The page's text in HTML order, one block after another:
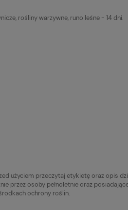
rośliny warzywne, runo leśne - 14 dni.
użyciem przeczytaj etykietę oraz opis
przez osoby pełnoletnie oraz
ochrony roślin.